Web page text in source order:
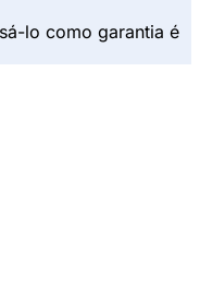
lo como garantia é